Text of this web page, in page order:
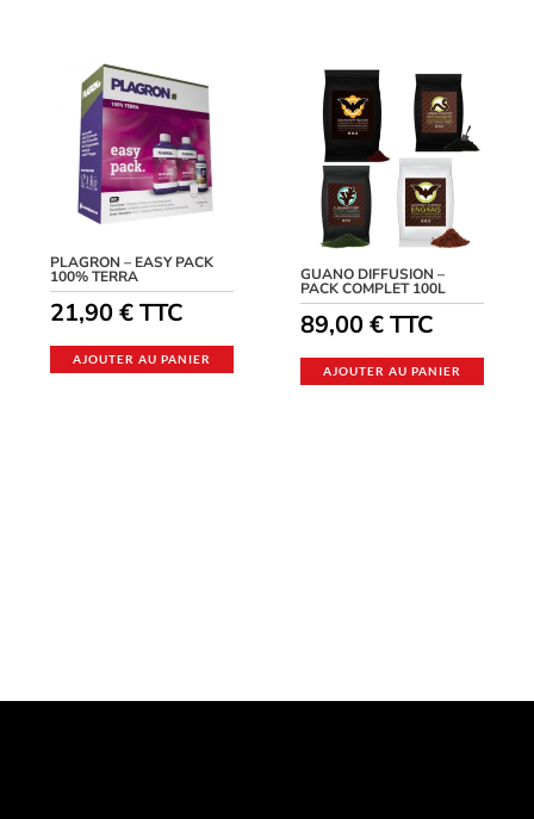
PLAGRON – EASY PACK
100% TERRA
21,90€ TTC
AJOUTER AU PANIER
GUANO DIFFUSION –
PACK COMPLET 100L
89,00€TTC
AJOUTER AU PANIER